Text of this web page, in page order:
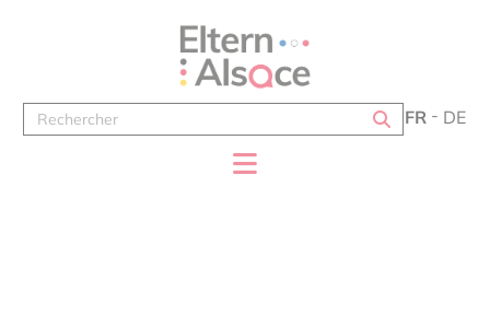
FR DE